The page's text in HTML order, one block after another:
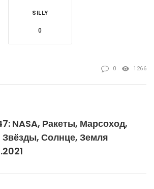
SILLY
0
0 1266
NASA, Ракеты, Марсоход,
Солнце, Земля